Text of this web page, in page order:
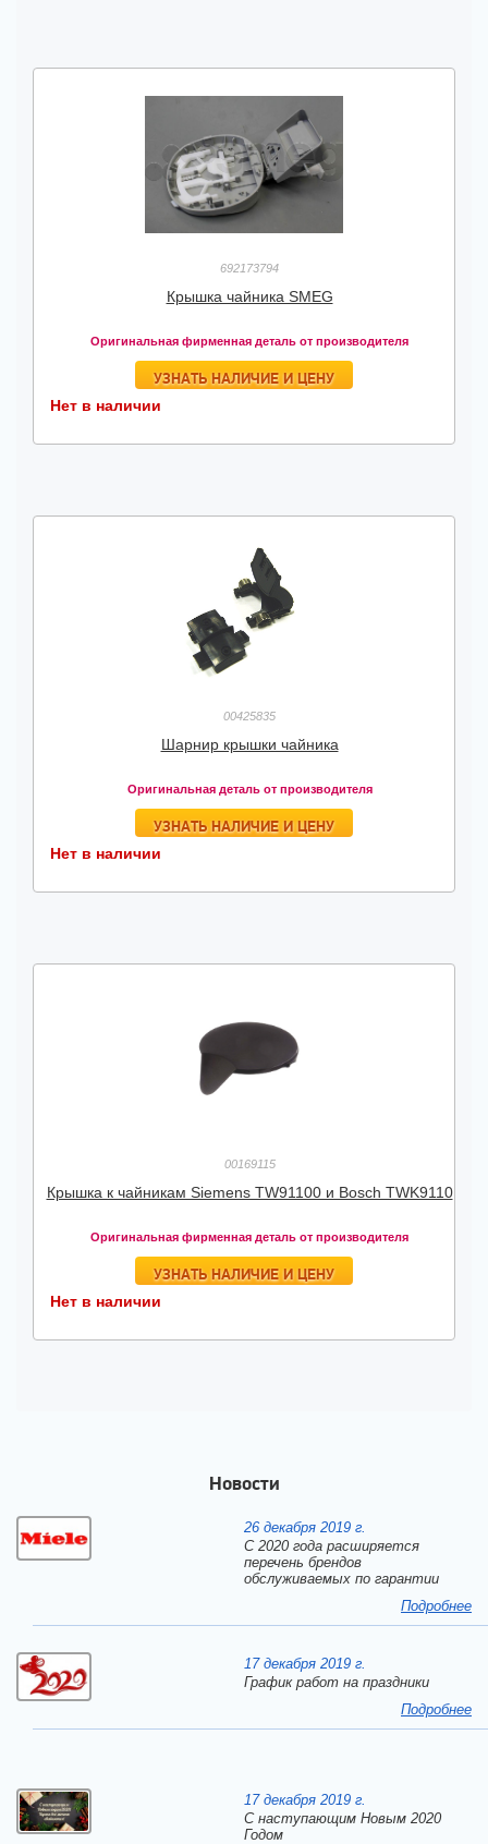
692173794
Крышка чайника SMEG
Оригинальная фирменная деталь от производителя
УЗНАТЬ НАЛИЧИЕ И ЦЕНУ
Нет в наличии
00425835
Шарнир крышки чайника
Оригинальная деталь от производителя
УЗНАТЬ НАЛИЧИЕ И ЦЕНУ
Нет в наличии
00169115
Крышка к чайникам Siemens TW91100 и Bosch TWK9110
Оригинальная фирменная деталь от производителя
УЗНАТЬ НАЛИЧИЕ И ЦЕНУ
Нет в наличии
Новости
26 декабря 2019 г.
С 2020 года расширяется
перечень брендов
обслуживаемых по гарантии
Подробнее
17 декабря 2019 г.
График работ на праздники
Подробнее
17 декабря 2019 г.
C наступающим Новым 2020
Годом